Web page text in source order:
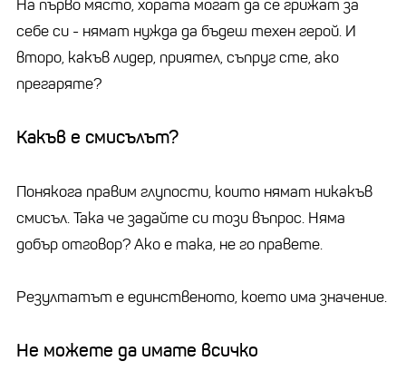
На първо място, хората могат да се грижат за
себе си - нямат нужда да бъдеш техен герой. И
второ, какъв лидер, приятел, съпруг сте, ако
прегаряте?
Какъв е смисълът?
Понякога правим глупости, които нямат никакъв
смисъл. Така че задайте си този въпрос. Няма
добър отговор? Ако е така, не го правете.
Резултатът е единственото, което има значение.
Не можете да имате всичко